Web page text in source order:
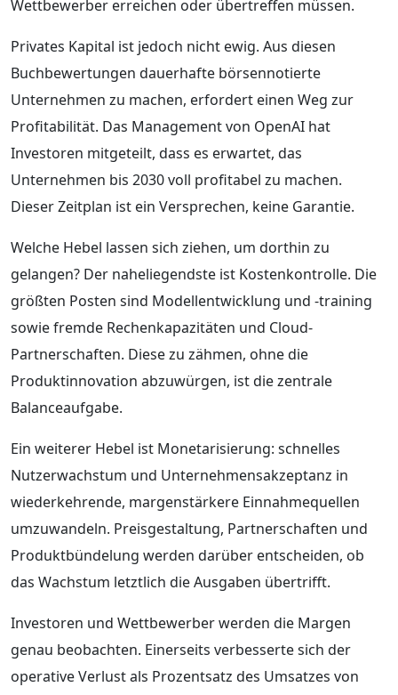
Wettbewerber erreichen oder übertreffen müssen.
Privates Kapital ist jedoch nicht ewig. Aus diesen
Buchbewertungen dauerhafte börsennotierte
Unternehmen zu machen, erfordert einen Weg zur
Profitabilität. Das Management von OpenAI hat
Investoren mitgeteilt, dass es erwartet, das
Unternehmen bis 2030 voll profitabel zu machen.
Dieser Zeitplan ist ein Versprechen, keine Garantie.
Welche Hebel lassen sich ziehen, um dorthin zu
gelangen? Der naheliegendste ist Kostenkontrolle. Die
größten Posten sind Modellentwicklung und -training
sowie fremde Rechenkapazitäten und Cloud-
Partnerschaften. Diese zu zähmen, ohne die
Produktinnovation abzuwürgen, ist die zentrale
Balanceaufgabe.
Ein weiterer Hebel ist Monetarisierung: schnelles
Nutzerwachstum und Unternehmensakzeptanz in
wiederkehrende, margenstärkere Einnahmequellen
umzuwandeln. Preisgestaltung, Partnerschaften und
Produktbündelung werden darüber entscheiden, ob
das Wachstum letztlich die Ausgaben übertrifft.
Investoren und Wettbewerber werden die Margen
genau beobachten. Einerseits verbesserte sich der
operative Verlust als Prozentsatz des Umsatzes von